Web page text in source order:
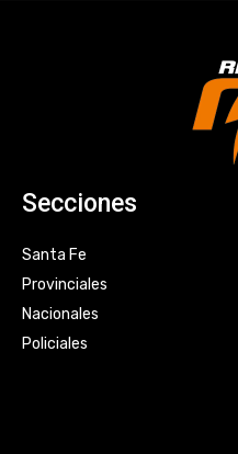
Secciones
Santa Fe
Provinciales
Nacionales
Policiales